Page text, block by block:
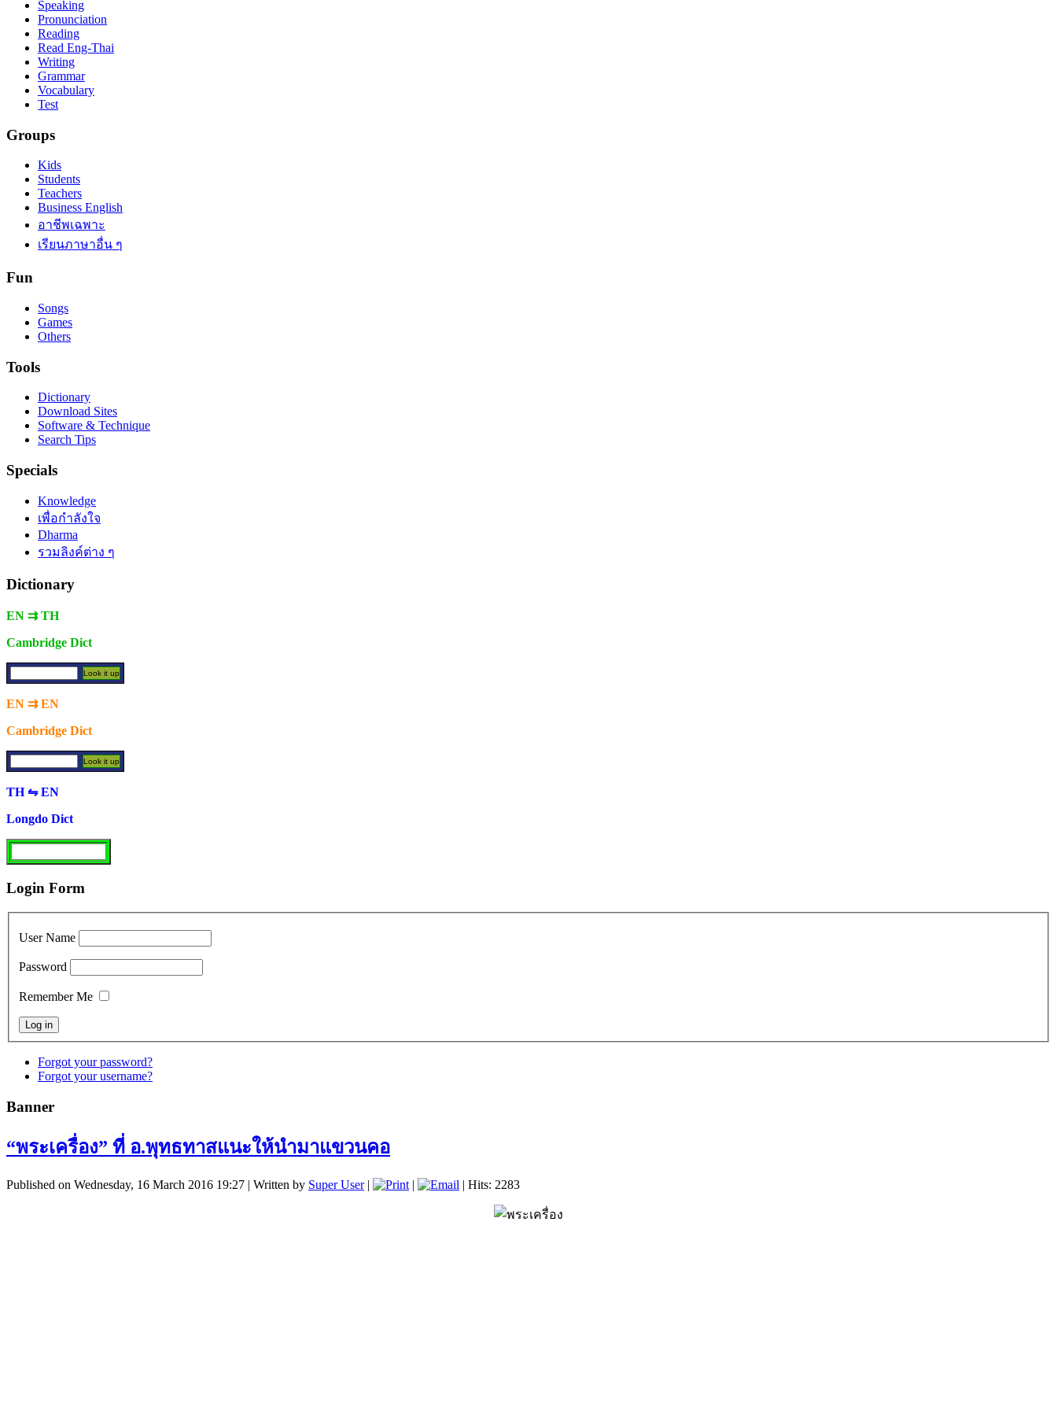
Speaking
Pronunciation
Reading
Read Eng-Thai
Writing
Grammar
Vocabulary
Test
Groups
Kids
Students
Teachers
Business English
อาชีพเฉพาะ
เรียนภาษาอื่น ๆ
Fun
Songs
Games
Others
Tools
Dictionary
Download Sites
Software & Technique
Search Tips
Specials
Knowledge
เพื่อกำลังใจ
Dharma
รวมลิงค์ต่าง ๆ
Dictionary
EN ⇉ TH
Cambridge Dict
EN ⇉ EN
Cambridge Dict
TH ⇋ EN
Longdo Dict
Login Form
User Name
Password
Remember Me
Forgot your password?
Forgot your username?
Banner
“พระเครื่อง” ที่ อ.พุทธทาสแนะให้นำมาแขวนคอ
Published on Wednesday, 16 March 2016 19:27 | Written by Super User| | | Hits: 2283